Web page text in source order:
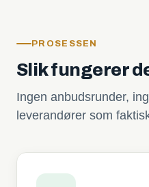
PROSESSEN
Slik fungerer
Ingen anbudsrunder,
leverandører som